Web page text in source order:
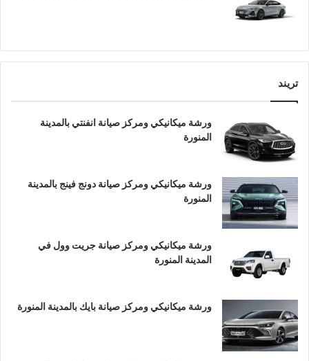
تريند
ورشة ميكانيكي ومركز صيانة انفنتي بالمدينة
المنورة
ورشة ميكانيكي ومركز صيانة دونج فينج بالمدينة
المنورة
ورشة ميكانيكي ومركز صيانة جريت وول في
المدينة المنورة
ورشة ميكانيكي ومركز صيانة بايك بالمدينة المنورة